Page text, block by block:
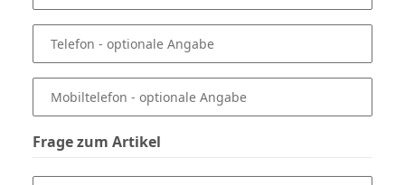
Telefon - optionale Angabe
Mobiltelefon - optionale Angabe
Frage zum Artikel